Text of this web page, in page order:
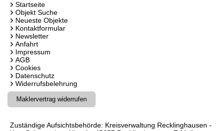
Startseite
Objekt Suche
Neueste Objekte
Kontaktformular
Newsletter
Anfahrt
Impressum
AGB
Cookies
Datenschutz
Widerrufsbelehrung
Maklervertrag widerrufen
Zuständige Aufsichtsbehörde: Kreisverwaltung Recklinghausen -